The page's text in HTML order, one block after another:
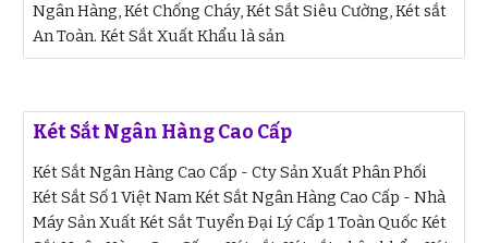
Ngân Hàng, Két Chống Cháy, Két Sắt Siêu Cường, Két sắt
An Toàn. Két Sắt Xuất Khẩu là sản
Két Sắt Ngân Hàng Cao Cấp
Két Sắt Ngân Hàng Cao Cấp - Cty Sản Xuất Phân Phối
Két Sắt Số 1 Việt Nam Két Sắt Ngân Hàng Cao Cấp - Nhà
Máy Sản Xuất Két Sắt Tuyển Đại Lý Cấp 1 Toàn Quốc Két